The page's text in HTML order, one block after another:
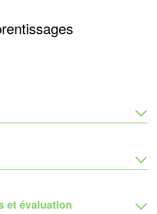
et évaluation